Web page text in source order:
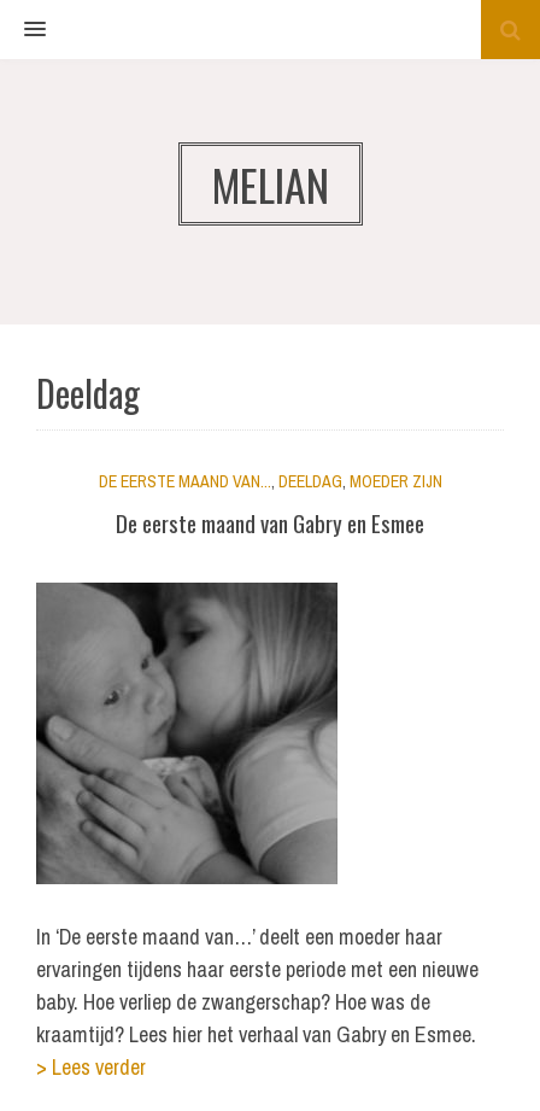
MENU
MELIAN
Deeldag
DE EERSTE MAAND VAN... DEELDAG MOEDER ZIJN
De eerste maand van Gabry en Esmee
In ‘De eerste maand van…’ deelt een moeder haar
ervaringen tijdens haar eerste periode met een nieuwe
baby. Hoe verliep de zwangerschap? Hoe was de
kraamtijd? Lees hier het verhaal van Gabry en Esmee.
> Lees verder